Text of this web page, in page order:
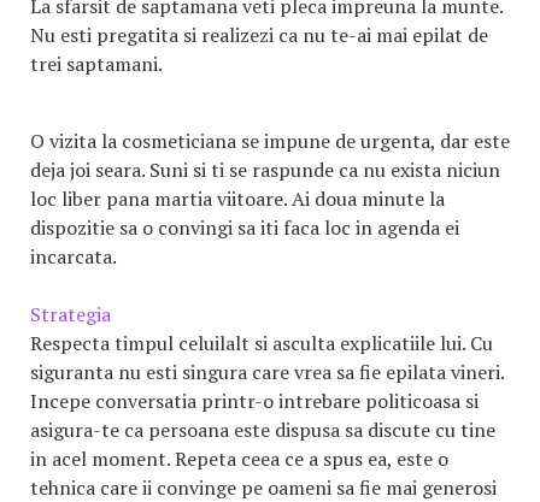
La sfarsit de saptamana veti pleca impreuna la munte.
Nu esti pregatita si realizezi ca nu te-ai mai epilat de
trei saptamani.
O vizita la cosmeticiana se impune de urgenta, dar este
deja joi seara. Suni si ti se raspunde ca nu exista niciun
loc liber pana martia viitoare. Ai doua minute la
dispozitie sa o convingi sa iti faca loc in agenda ei
incarcata.
Strategia
Respecta timpul celuilalt si asculta explicatiile lui. Cu
siguranta nu esti singura care vrea sa fie epilata vineri.
Incepe conversatia printr-o intrebare politicoasa si
asigura-te ca persoana este dispusa sa discute cu tine
in acel moment. Repeta ceea ce a spus ea, este o
tehnica care ii convinge pe oameni sa fie mai generosi